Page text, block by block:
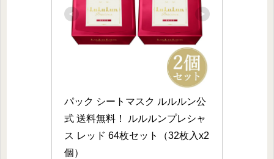
パック シートマスク ルルルン公
式 送料無料！ ルルルンプレシャ
ス レッド 64枚セット（32枚入x2
個）